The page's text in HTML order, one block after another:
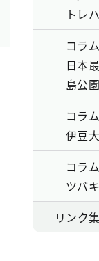
トレ
コラ
日本
島公
コラ
伊豆
コラ
ツバ
リンク集